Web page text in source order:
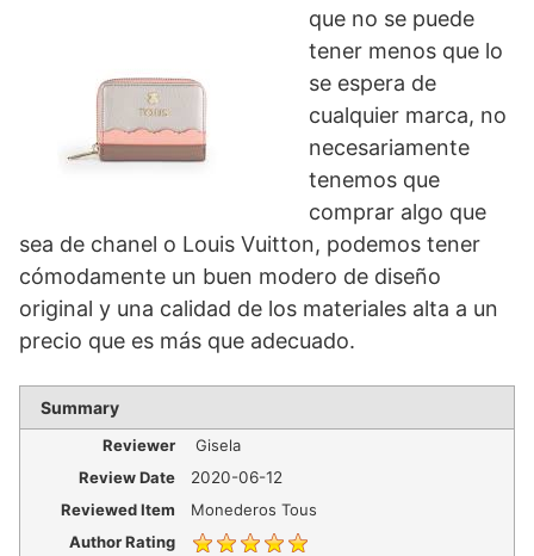
que no se puede
tener menos que lo
se espera de
cualquier marca, no
necesariamente
tenemos que
comprar algo que
sea de chanel o Louis Vuitton, podemos tener
cómodamente un buen modero de diseño
original y una calidad de los materiales alta a un
precio que es más que adecuado.
Summary
Reviewer
Gisela
Review Date
2020-06-12
Reviewed Item
Monederos Tous
Author Rating